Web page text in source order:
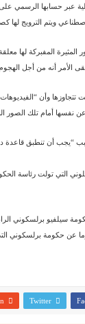
عبر حسابها الرسمي
ويتم الترويج
المفبركة لها
الأمر أنه من أجل
وأن
نفسها أمام تلك الصور
“يجب أن تنطبق قاعدة
Twitter